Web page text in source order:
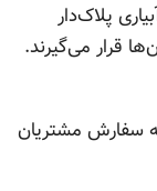
پلاک‌دار
قرار می‌گیرند.
توجه به سفارش مشتریان